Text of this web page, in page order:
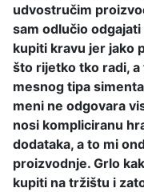
udvostručim
sam odlučio
kupiti kravu jer jako
što rijetko tko radi,
mesnog tipa
meni ne odgovara
nosi kompliciranu
dodataka, a to mi
proizvodnje. Grlo
kupiti na tržištu i